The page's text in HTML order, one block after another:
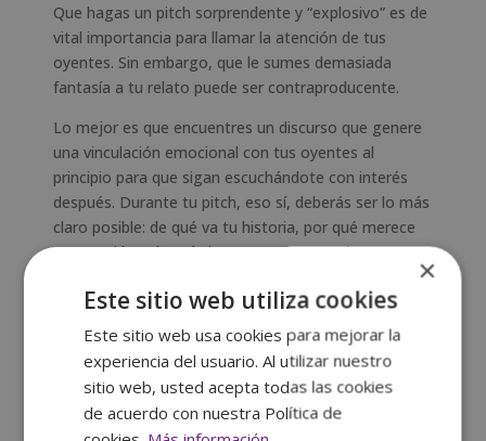
Que hagas un pitch sorprendente y “explosivo” es de
vital importancia para llamar la atención de tus
oyentes. Sin embargo, que le sumes demasiada
fantasía a tu relato puede ser contraproducente.
Lo mejor es que encuentres un discurso que genere
una vinculación emocional con tus oyentes al
principio para que sigan escuchándote con interés
después. Durante tu pitch, eso sí, deberás ser lo más
claro posible: de qué va tu historia, por qué merece
su atención y, lo más importante, por qué merece su
2-. Oferta imperdible
En tu pitch debes transmitir a tus oyentes que tu
proyecto es imprescindible, que está vertebrado de
manera impecable y que cuenta con ingredientes que
×
Este sitio web utiliza cookies
Este sitio web usa cookies para mejorar la
experiencia del usuario. Al utilizar nuestro
sitio web, usted acepta todas las cookies
de acuerdo con nuestra Política de